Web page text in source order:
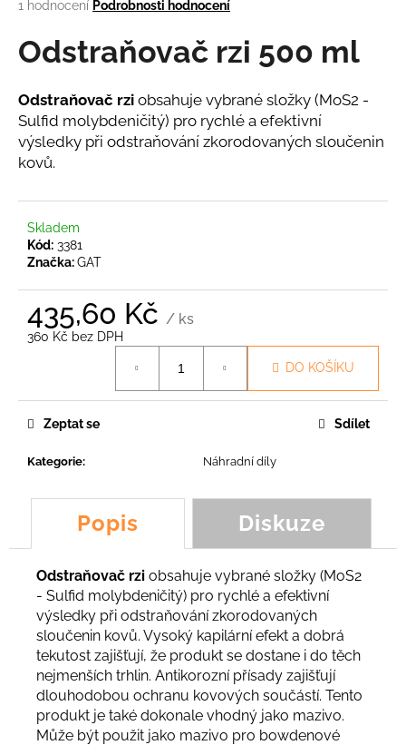
Průměrné
produktu
je
5
hvězdiček.
1 hodnocení Podrobnosti hodnocení
Odstraňovač rzi 500 ml
Odstraňovač rzi obsahuje vybrané složky (MoS2 -
Sulfid molybdeničitý) pro rychlé a efektivní
výsledky při odstraňování zkorodovaných sloučenin
kovů.
Skladem
Kód: 3381
Značka:GAT
435,60 Kč / ks
360 Kč bez DPH
DO KOŠÍKU
Kategorie: Náhradní díly
Zeptat se Sdílet
Popis Diskuze
Odstraňovač rzi obsahuje vybrané složky (MoS2
- Sulfid molybdeničitý) pro rychlé a efektivní
výsledky při odstraňování zkorodovaných
sloučenin kovů. Vysoký kapilární efekt a dobrá
tekutost zajišťují, že produkt se dostane i do těch
nejmenších trhlin. Antikorozní přísady zajišťují
dlouhodobou ochranu kovových součástí. Tento
produkt je také dokonale vhodný jako mazivo.
Může být použit jako mazivo pro bowdenové
j
t
?
D
p
o
u
e
MATKA
M8
1,73